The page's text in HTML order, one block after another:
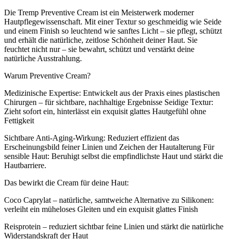
Die Tremp Preventive Cream ist ein Meisterwerk moderner
Hautpflegewissenschaft. Mit einer Textur so geschmeidig wie Seide
und einem Finish so leuchtend wie sanftes Licht – sie pflegt, schützt
und erhält die natürliche, zeitlose Schönheit deiner Haut. Sie
feuchtet nicht nur – sie bewahrt, schützt und verstärkt deine
natürliche Ausstrahlung.
Warum Preventive Cream?
Medizinische Expertise: Entwickelt aus der Praxis eines plastischen
Chirurgen – für sichtbare, nachhaltige Ergebnisse Seidige Textur:
Zieht sofort ein, hinterlässt ein exquisit glattes Hautgefühl ohne
Fettigkeit
Sichtbare Anti-Aging-Wirkung: Reduziert effizient das
Erscheinungsbild feiner Linien und Zeichen der Hautalterung Für
sensible Haut: Beruhigt selbst die empfindlichste Haut und stärkt die
Hautbarriere.
Das bewirkt die Cream für deine Haut:
Coco Caprylat – natürliche, samtweiche Alternative zu Silikonen:
verleiht ein müheloses Gleiten und ein exquisit glattes Finish
Reisprotein – reduziert sichtbar feine Linien und stärkt die natürliche
Widerstandskraft der Haut